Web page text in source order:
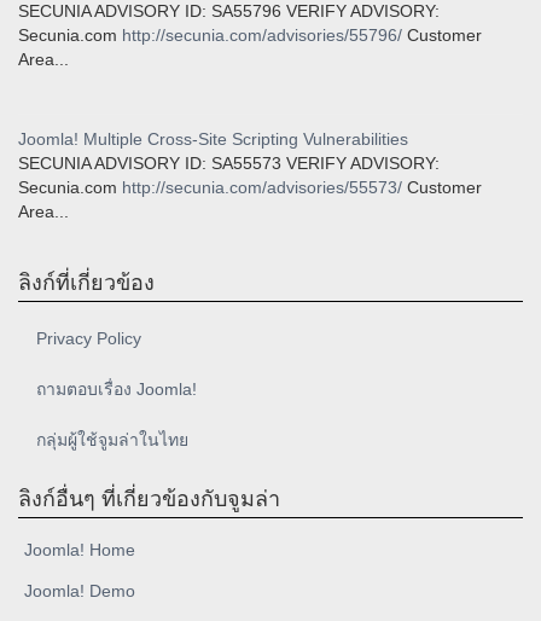
SECUNIA ADVISORY ID: SA55796 VERIFY ADVISORY:
Secunia.com http://secunia.com/advisories/55796/ Customer
Area...
Joomla! Multiple Cross-Site Scripting Vulnerabilities
SECUNIA ADVISORY ID: SA55573 VERIFY ADVISORY:
Secunia.com http://secunia.com/advisories/55573/ Customer
Area...
ลิงก์ที่เกี่ยวข้อง
Privacy Policy
ถามตอบเรื่อง Joomla!
กลุ่มผู้ใช้จูมล่าในไทย
ลิงก์อื่นๆ ที่เกี่ยวข้องกับจูมล่า
Joomla! Home
Joomla! Demo